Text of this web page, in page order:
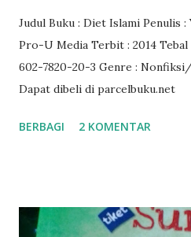
Judul Buku : Diet Islami Penulis
Pro-U Media Terbit : 2014 Tebal
602-7820-20-3 Genre :
Dapat dibeli di parcelbuku.net
BERBAGI 2 KOMENTAR